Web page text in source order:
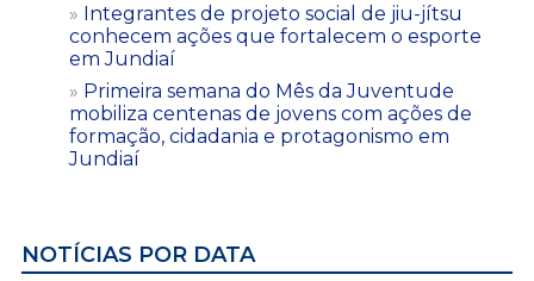
Integrantes de projeto social de jiu-jítsu
conhecem ações que fortalecem o esporte
em Jundiaí
Primeira semana do Mês da Juventude
mobiliza centenas de jovens com ações de
formação, cidadania e protagonismo em
Jundiaí
NOTÍCIAS POR DATA